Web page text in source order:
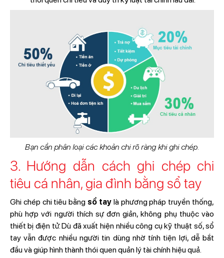
Bạn cần phân loại các khoản chi rõ ràng khi ghi chép.
3. Hướng dẫn cách ghi chép chi
tiêu cá nhân, gia đình bằng sổ tay
Ghi chép chi tiêu bằng sổ taylà phương pháp truyền thống,
phù hợp với người thích sự đơn giản, không phụ thuộc vào
thiết bị điện tử. Dù đã xuất hiện nhiều công cụ kỹ thuật số, sổ
tay vẫn được nhiều người tin dùng nhờ tính tiện lợi, dễ bắt
đầu và giúp hình thành thói quen quản lý tài chính hiệu quả.